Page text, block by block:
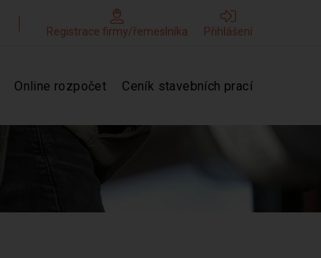
Registrace firmy/řemeslníka Přihlášení
Online rozpočet Ceník stavebních prací